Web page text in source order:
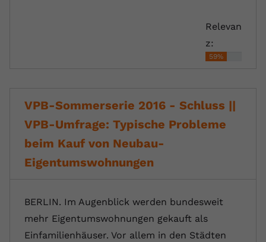
Relevan
z:
59%
VPB-Sommerserie 2016 - Schluss ||
VPB-Umfrage: Typische Probleme
beim Kauf von Neubau-
Eigentumswohnungen
BERLIN. Im Augenblick werden bundesweit
mehr Eigentumswohnungen gekauft als
Einfamilienhäuser. Vor allem in den Städten